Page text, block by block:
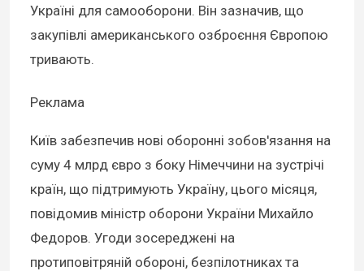
Україні для самооборони. Він зазначив, що
закупівлі американського озброєння Європою
тривають.
Реклама
Київ забезпечив нові оборонні зобов'язання на
суму 4 млрд євро з боку Німеччини на зустрічі
країн, що підтримують Україну, цього місяця,
повідомив міністр оборони України Михайло
Федоров. Угоди зосереджені на
протиповітряній обороні, безпілотниках та